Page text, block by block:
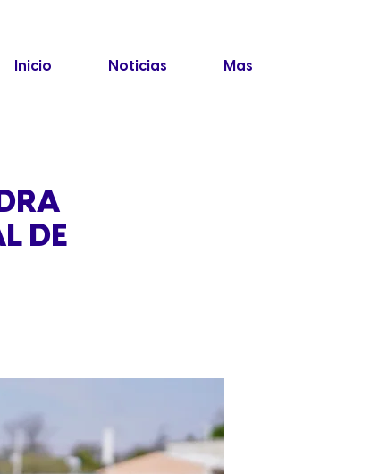
Inicio Noticias Mas
DE